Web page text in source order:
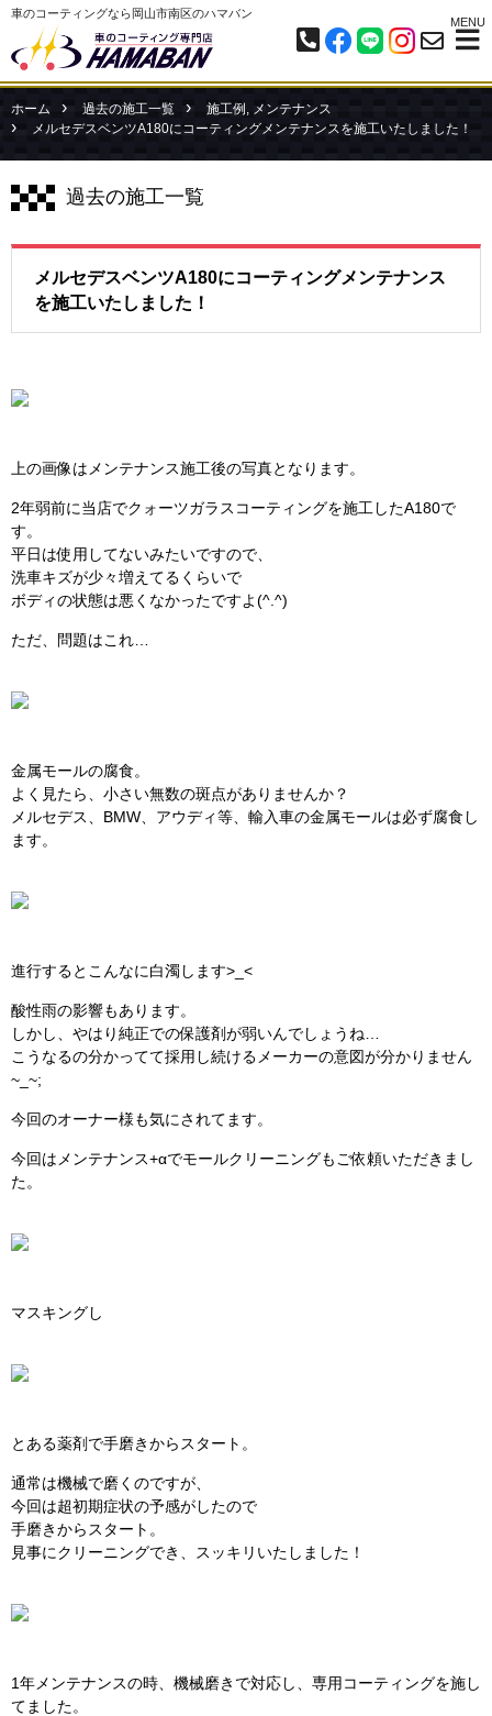
車のコーティングなら岡山市南区のハマバン
MENU
ホーム 過去の施工一覧 施工例 , メンテナンス
メルセデスベンツA180にコーティングメンテナンスを施工いたしました！
過去の施工一覧
メルセデスベンツA180にコーティングメンテナンス
を施工いたしました！
上の画像はメンテナンス施工後の写真となります。
2年弱前に当店でクォーツガラスコーティングを施工したA180で
す。
平日は使用してないみたいですので、
洗車キズが少々増えてるくらいで
ボディの状態は悪くなかったですよ(^.^)
ただ、問題はこれ…
金属モールの腐食。
よく見たら、小さい無数の斑点がありませんか？
メルセデス、BMW、アウディ等、輸入車の金属モールは必ず腐食し
ます。
進行するとこんなに白濁します>_<
酸性雨の影響もあります。
しかし、やはり純正での保護剤が弱いんでしょうね…
こうなるの分かってて採用し続けるメーカーの意図が分かりません
~_~;
今回のオーナー様も気にされてます。
今回はメンテナンス+αでモールクリーニングもご依頼いただきまし
た。
マスキングし
とある薬剤で手磨きからスタート。
通常は機械で磨くのですが、
今回は超初期症状の予感がしたので
手磨きからスタート。
見事にクリーニングでき、スッキリいたしました！
1年メンテナンスの時、機械磨きで対応し、専用コーティングを施し
てました。